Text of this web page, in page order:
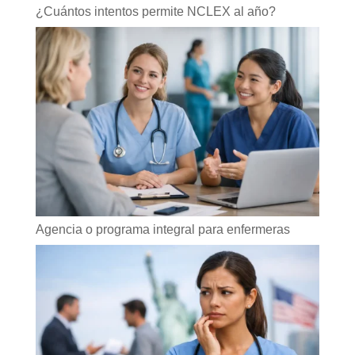
¿Cuántos intentos permite NCLEX al año?
Agencia o programa integral para enfermeras